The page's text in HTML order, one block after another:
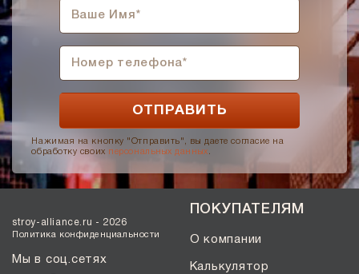
Нажимая на кнопку "Отправить", вы даете согласие на
обработку своих персональных данных .
stroy-alliance.ru - 2026
Политика конфиденциальности
Мы в соц.сетях
ПОКУПАТЕЛЯМ
О компании
Калькулятор